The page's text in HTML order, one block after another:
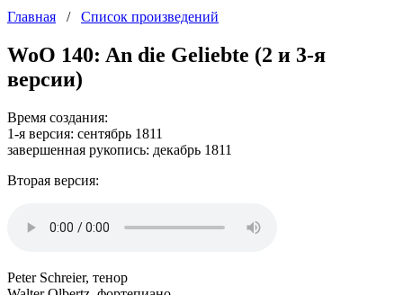
Главная / Список произведений
WoO 140: An die Geliebte (2 и 3-я
версии)
Время создания:
1-я версия: сентябрь 1811
завершенная рукопись: декабрь 1811
Вторая версия:
Peter Schreier, тенор